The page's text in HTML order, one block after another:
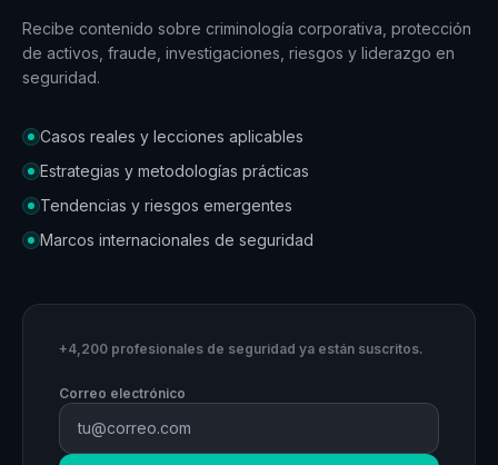
Recibe contenido sobre criminología corporativa, protección
de activos, fraude, investigaciones, riesgos y liderazgo en
seguridad.
Casos reales y lecciones aplicables
Estrategias y metodologías prácticas
Tendencias y riesgos emergentes
Marcos internacionales de seguridad
+4,200 profesionales de seguridad ya están suscritos.
Correo electrónico